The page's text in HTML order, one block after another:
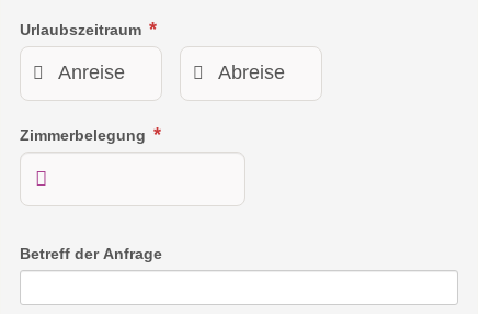
Urlaubszeitraum
Zimmerbelegung
Betreff der Anfrage